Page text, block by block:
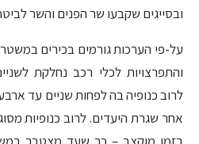
ובסייגים שקבעו שר הפנים והשר
על-פי הערכות גורמים בכירים
והתפרצויות לכלי רכב נחלקת
לרוב כנופיה בה לפחות שניים עד
אחר שגרת היעדים. לרוב כנופיות